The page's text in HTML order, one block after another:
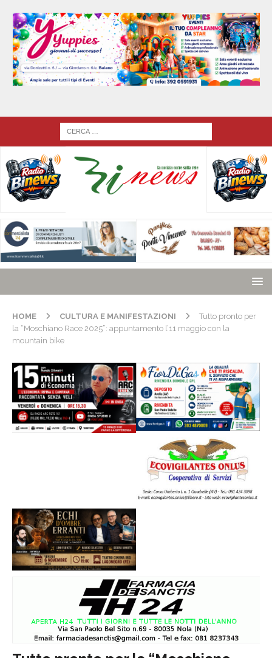
HOME CULTURA E MANIFESTAZIONI
Tutto pronto per
la “Moschiano Race 2025”: appuntamento l’11 maggio con la
mountain bike